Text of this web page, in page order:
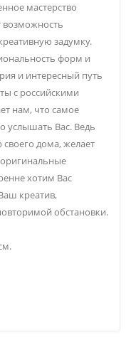
мастерство
возможность
задумку.
форм и
и интересный путь
с российскими
нам, что самое
услышать Вас. Ведь
дома, желает
оригинальные
хотим Вас
креатив,
обстановки.